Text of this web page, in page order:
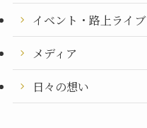
イベント・路上ライブ
メディア
日々の想い